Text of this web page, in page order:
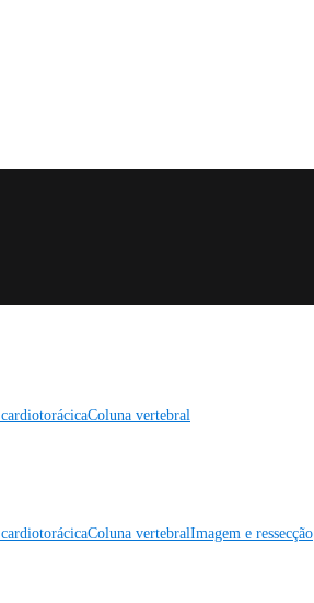
Coluna vertebral
Coluna vertebralImagem e ressecção